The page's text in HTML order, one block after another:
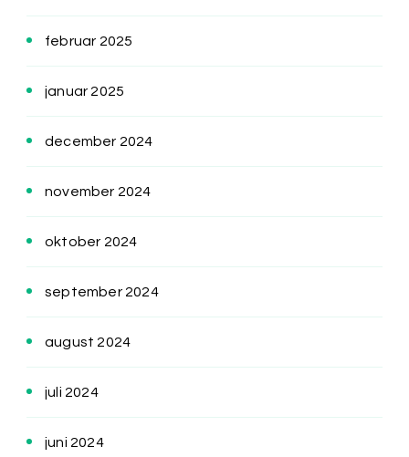
februar 2025
januar 2025
december 2024
november 2024
oktober 2024
september 2024
august 2024
juli 2024
juni 2024